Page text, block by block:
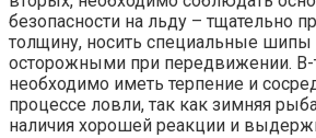
безопасности на льду – тщательно
толщину, носить специальные шипы
осторожными при передвижении. В-
необходимо иметь терпение и
процессе ловли, так как зимняя
наличия хорошей реакции и